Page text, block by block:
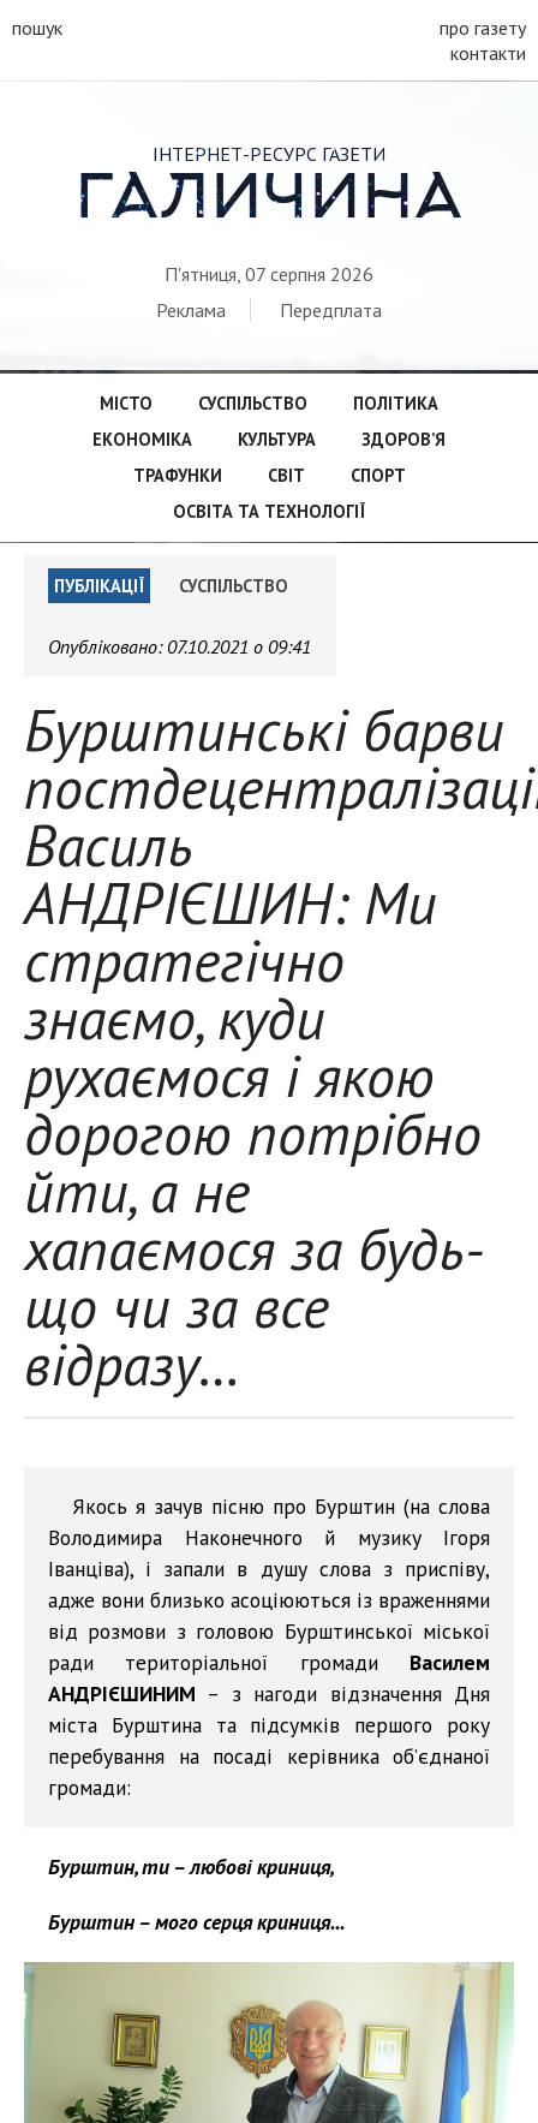
пошук
про газету
контакти
ІНТЕРНЕТ-РЕСУРС ГАЗЕТИ
ГАЛИЧИНА
П'ятниця, 07 серпня 2026
Реклама
Передплата
МІСТО СУСПІЛЬСТВО
ПОЛІТИКА
ЕКОНОМІКА
КУЛЬТУРА
ЗДОРОВ’Я
ТРАФУНКИ
СВІТ
СПОРТ
ОСВІТА ТА ТЕХНОЛОГІЇ
ПУБЛІКАЦІЇ СУСПІЛЬСТВО
Опубліковано: 07.10.2021 о 09:41
Бурштинські барви
Василь
АНДРІЄШИН: Ми
стратегічно
знаємо, куди
рухаємося і якою
дорогою потрібно
йти, а не
хапаємося за будь-
що чи за все
відразу…
Якось я зачув пісню про Бурштин (на слова
Володимира Наконечного й музику Ігоря
Іванціва), і запали в душу слова з приспіву,
адже вони близько асоціюються із враженнями
від розмови з головою Бурштинської міської
ради територіальної громади Василем
АНДРІЄШИНИМ – з нагоди відзначення Дня
міста Бурштина та підсумків першого року
перебування на посаді керівника об’єднаної
громади:
Бурштин, ти – любові криниця,
Бурштин – мого серця криниця...